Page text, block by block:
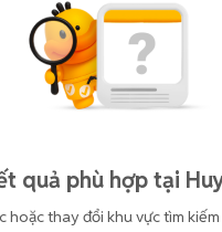
quả phù hợp tại
hoặc thay đổi khu vực tìm